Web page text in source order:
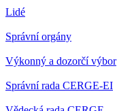
Lidé
Správní orgány
Výkonný a dozorčí výbor
Správní rada CERGE-EI